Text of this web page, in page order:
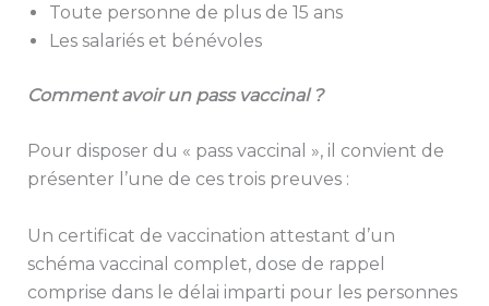
Toute personne de plus de 15 ans
Les salariés et bénévoles
Comment avoir un pass vaccinal ?
Pour disposer du « pass vaccinal », il convient de
présenter l’une de ces trois preuves :
Un certificat de vaccination attestant d’un
schéma vaccinal complet, dose de rappel
comprise dans le délai imparti pour les personnes